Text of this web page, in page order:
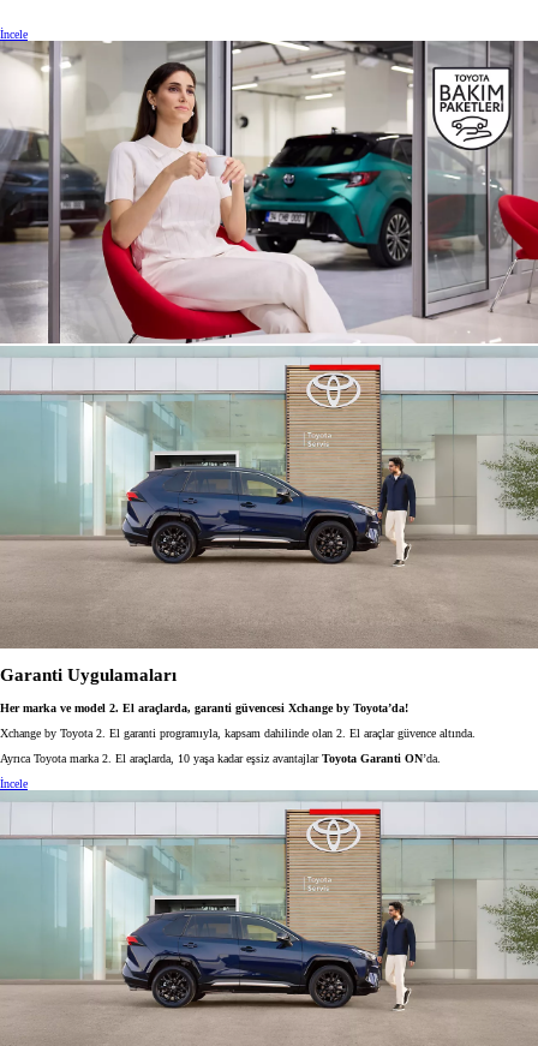
İncele
Garanti Uygulamaları
Her marka ve model 2. El araçlarda, garanti güvencesi Xchange by Toyota’da!
Xchange by Toyota 2. El garanti programıyla, kapsam dahilinde olan 2. El araçlar güvence altında.
Ayrıca Toyota marka 2. El araçlarda, 10 yaşa kadar eşsiz avantajlarToyota Garanti ON’da.
İncele